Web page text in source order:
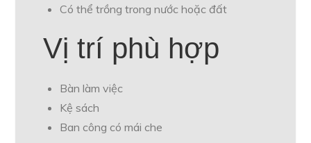
Có thể trồng trong nước hoặc đất
Vị trí phù hợp
Bàn làm việc
Kệ sách
Ban công có mái che